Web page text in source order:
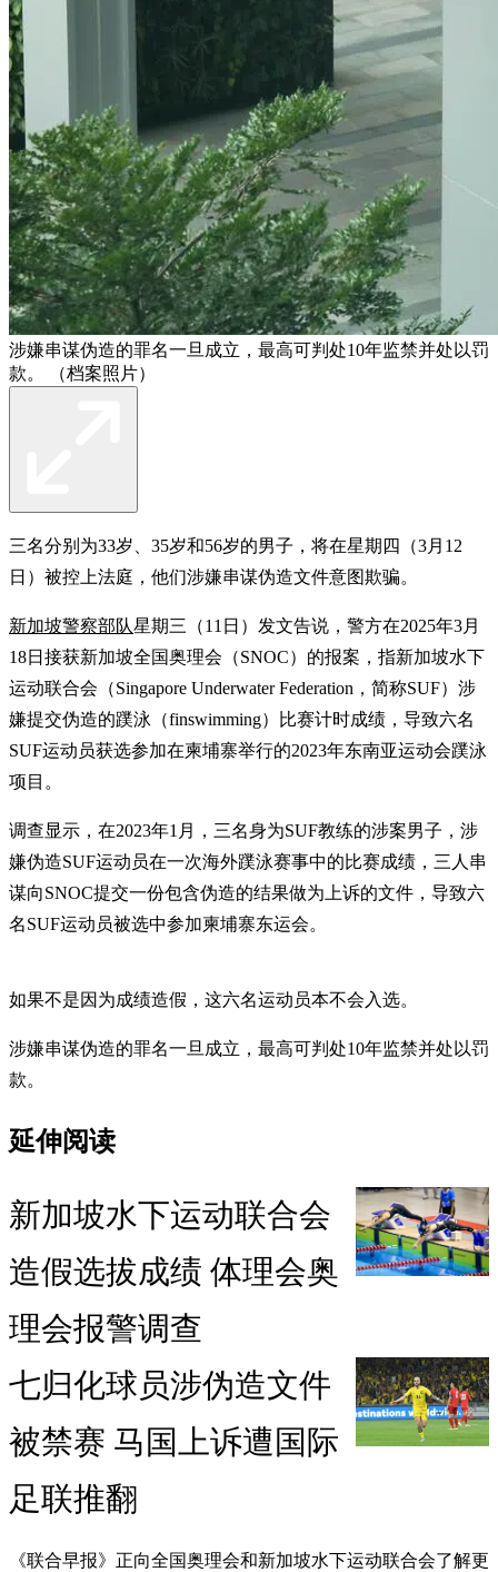
涉嫌串谋伪造的罪名一旦成立，最高可判处10年监禁并处以罚
款。 （档案照片）
三名分别为33岁、35岁和56岁的男子，将在星期四（3月12
日）被控上法庭，他们涉嫌串谋伪造文件意图欺骗。
新加坡警察部队星期三（11日）发文告说，警方在2025年3月
18日接获新加坡全国奥理会（SNOC）的报案，指新加坡水下
运动联合会（Singapore Underwater Federation，简称SUF）涉
嫌提交伪造的蹼泳（finswimming）比赛计时成绩，导致六名
SUF运动员获选参加在柬埔寨举行的2023年东南亚运动会蹼泳
项目。
调查显示，在2023年1月，三名身为SUF教练的涉案男子，涉
嫌伪造SUF运动员在一次海外蹼泳赛事中的比赛成绩，三人串
谋向SNOC提交一份包含伪造的结果做为上诉的文件，导致六
名SUF运动员被选中参加柬埔寨东运会。
如果不是因为成绩造假，这六名运动员本不会入选。
涉嫌串谋伪造的罪名一旦成立，最高可判处10年监禁并处以罚
款。
延伸阅读
新加坡水下运动联合会
造假选拔成绩 体理会奥
理会报警调查
七归化球员涉伪造文件
被禁赛 马国上诉遭国际
足联推翻
《联合早报》正向全国奥理会和新加坡水下运动联合会了解更